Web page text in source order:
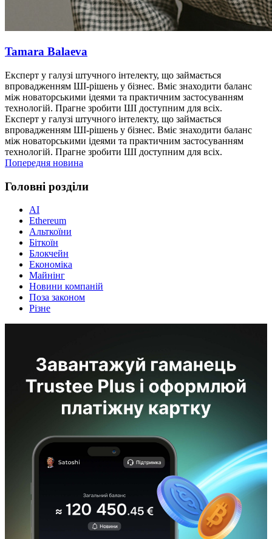
Tamara Balaeva
Експерт у галузі штучного інтелекту, що займається
впровадженням ШІ-рішень у бізнес. Вміє знаходити баланс
між новаторськими ідеями та практичним застосуванням
технологій. Прагне зробити ШІ доступним для всіх.
Експерт у галузі штучного інтелекту, що займається
впровадженням ШІ-рішень у бізнес. Вміє знаходити баланс
між новаторськими ідеями та практичним застосуванням
технологій. Прагне зробити ШІ доступним для всіх.
Попередня новина
Головні розділи
AI
Ethereum
Альткоїни
Біткоїн
Блокчейн
Економіка
Майнінг
Новини компаній
Поза законом
Різне